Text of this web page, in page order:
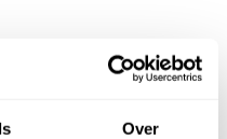
Over